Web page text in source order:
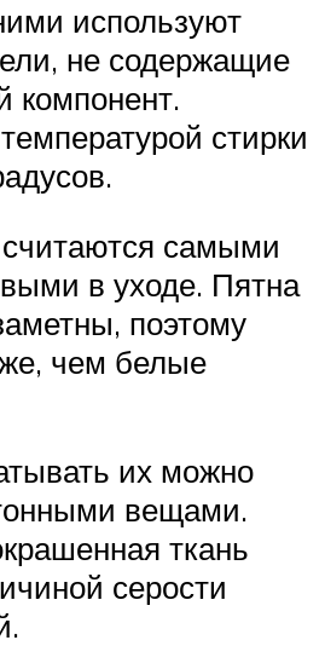
используют
не содержащие
компонент.
стирки
самыми
в уходе. Пятна
поэтому
чем белые
их можно
вещами.
ткань
серости